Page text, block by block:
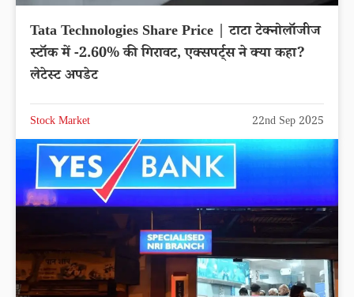
Tata Technologies Share Price | टाटा टेक्नोलॉजीज
स्टॉक में -2.60% की गिरावट, एक्सपर्ट्स ने क्या कहा?
लेटेस्ट अपडेट
Stock Market 22nd Sep 2025